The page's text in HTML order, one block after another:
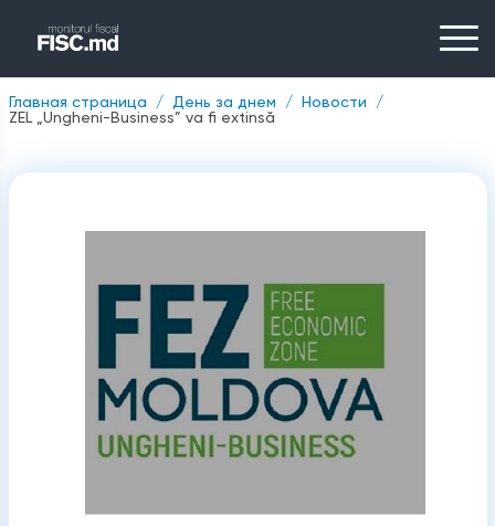
Главная страница День за днем
Новости
ZEL „Ungheni-Business” va fi extinsă